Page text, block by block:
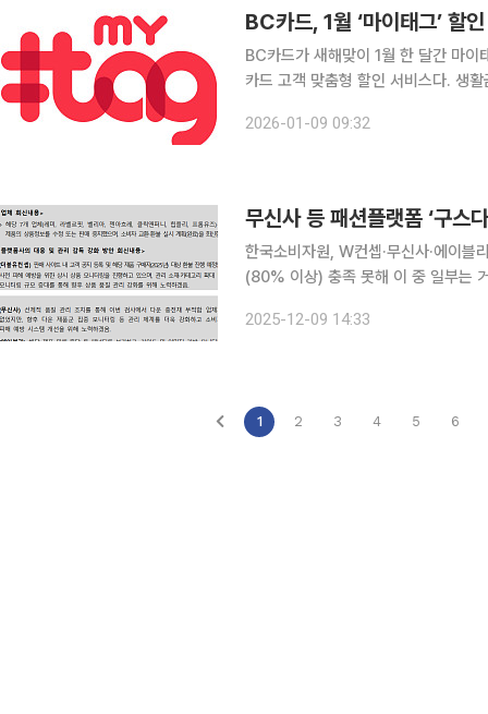
BC카드, 1월 ‘마이태그’ 할
BC카드가 새해맞이 1월 한 달간 마이태그 할
카드 고객 맞춤형 할인 서비스다. 생
온라인몰에서 2만 원 이상 결제 시
2026-01-09 09:32
한국소비자원, W컨셉·무신사·에이
(80% 이상) 충족 못해 이 중 일부는 거위털 비율이 6%
품인 것으로 드러났다. 소비자는 ‘구
2025-12-09 14:33
1 2 3 4 5 6